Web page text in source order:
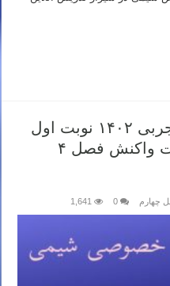
تحلیل سوال ۱۰۸ کنکور تجربی ۱۴۰۲ نوبت اول
از نمودار انرژی – پیشرفت واکنش فصل ۴
چهارم 0
1,641